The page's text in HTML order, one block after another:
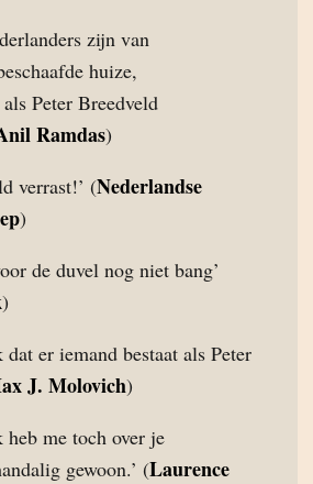
zijn van
huize,
Peter Breedveld
Ramdas)
verrast!’ (Nederlandse
)
de duvel nog niet bang’
)
dat er iemand bestaat als Peter
J. Molovich)
heb me toch over je
gewoon.’ (Laurence